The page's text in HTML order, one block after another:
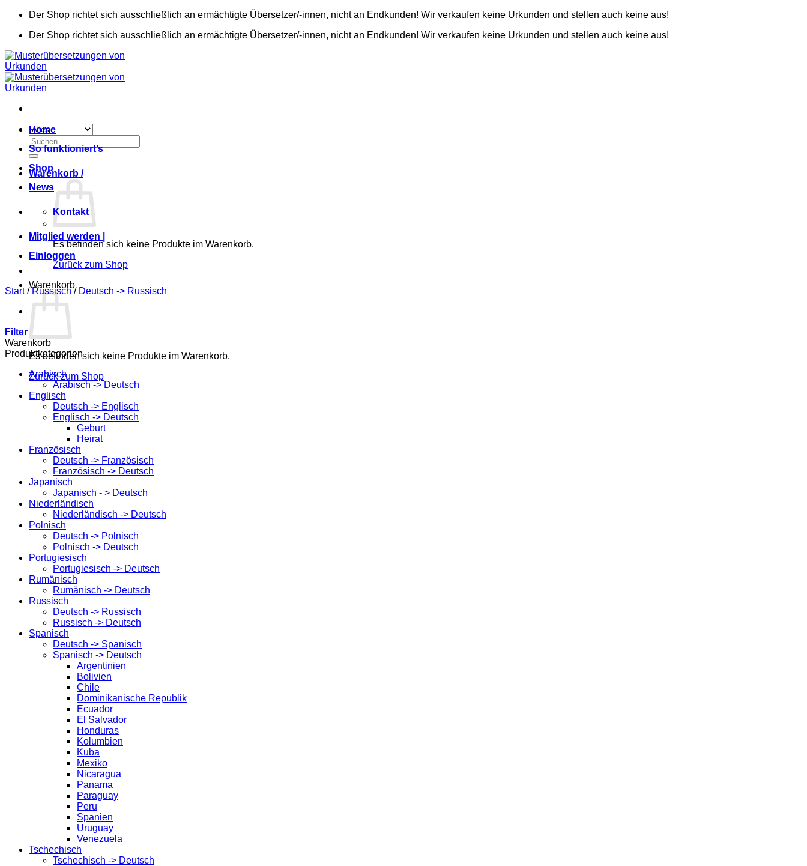
Zum
springen
Der Shop richtet sich ausschließlich an ermächtigte Übersetzer/-innen, nicht an Endkunden! Wir verkaufen keine Urkunden und stellen auch keine aus!
Der Shop richtet sich ausschließlich an ermächtigte Übersetzer/-innen, nicht an Endkunden! Wir verkaufen keine Urkunden und stellen auch keine aus!
Suchen
nach:
Warenkorb /
Es befinden sich keine Produkte im Warenkorb.
Zurück zum Shop
Warenkorb
Es befinden sich keine Produkte im Warenkorb.
Zurück zum Shop
Home
So funktioniert’s
Shop
News
Kontakt
Mitglied werden |
Einloggen
Start / Russisch / Deutsch -> Russisch
Filter
Warenkorb
Produktkategorien
Arabisch
Arabisch -> Deutsch
Englisch
Deutsch -> Englisch
Englisch -> Deutsch
Geburt
Heirat
Französisch
Deutsch -> Französisch
Französisch -> Deutsch
Japanisch
Japanisch - > Deutsch
Niederländisch
Niederländisch -> Deutsch
Polnisch
Deutsch -> Polnisch
Polnisch -> Deutsch
Portugiesisch
Portugiesisch -> Deutsch
Rumänisch
Rumänisch -> Deutsch
Russisch
Deutsch -> Russisch
Russisch -> Deutsch
Spanisch
Deutsch -> Spanisch
Spanisch -> Deutsch
Argentinien
Bolivien
Chile
Dominikanische Republik
Ecuador
El Salvador
Honduras
Kolumbien
Kuba
Mexiko
Nicaragua
Panama
Paraguay
Peru
Spanien
Uruguay
Venezuela
Tschechisch
Tschechisch -> Deutsch